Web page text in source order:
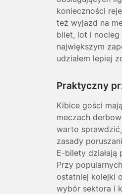
konieczności
też wyjazd na
bilet, lot i nocleg
największym
udziałem lepiej
Praktyczny
Kibice gości
meczach
warto
zasady
E-bilety
Przy
ostatniej kolejki
wybór sektora i